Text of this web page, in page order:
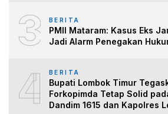
3 BERITA
PMII Mataram: Kasus Eks
Jadi Alarm Penegakan
4 BERITA
Bupati Lombok Timur
Forkopimda Tetap Solid
Dandim 1615 dan Kapolres